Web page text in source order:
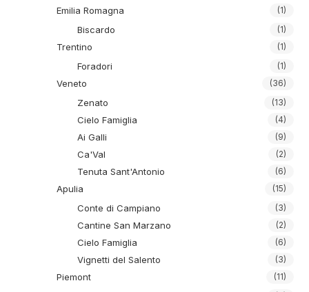
Emilia Romagna (1)
Biscardo (1)
Trentino (1)
Foradori (1)
Veneto (36)
Zenato (13)
Cielo Famiglia (4)
Ai Galli (9)
Ca'Val (2)
Tenuta Sant'Antonio (6)
Apulia (15)
Conte di Campiano (3)
Cantine San Marzano (2)
Cielo Famiglia (6)
Vignetti del Salento (3)
Piemont (11)